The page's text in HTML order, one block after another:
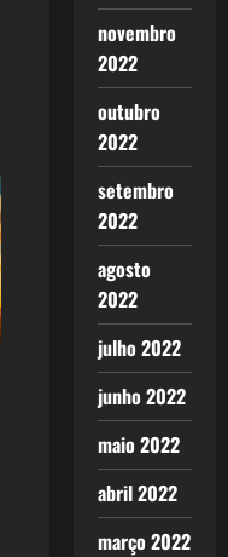
novembro
2022
outubro
2022
setembro
2022
agosto
2022
julho 2022
junho 2022
maio 2022
abril 2022
março 2022